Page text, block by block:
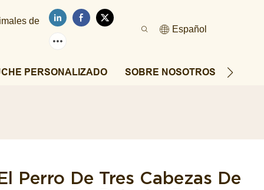
de
Español
PERSONALIZADO SOBRE NOSOTROS
Perro De Tres Cabezas De